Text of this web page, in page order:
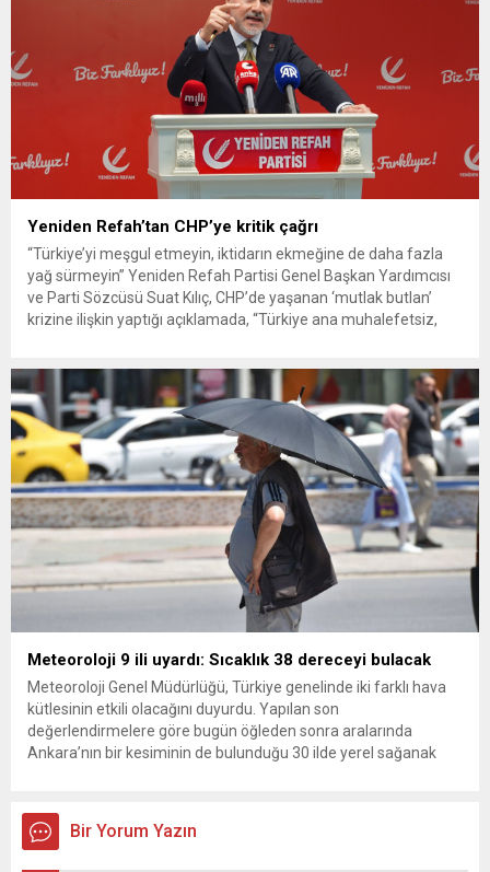
Yeniden Refah’tan CHP’ye kritik çağrı
“Türkiye’yi meşgul etmeyin, iktidarın ekmeğine de daha fazla
yağ sürmeyin” Yeniden Refah Partisi Genel Başkan Yardımcısı
ve Parti Sözcüsü Suat Kılıç, CHP’de yaşanan ‘mutlak butlan’
krizine ilişkin yaptığı açıklamada, “Türkiye ana muhalefetsiz,
olun. Türkiye’yi...
Meteoroloji 9 ili uyardı: Sıcaklık 38 dereceyi bulacak
Meteoroloji Genel Müdürlüğü, Türkiye genelinde iki farklı hava
kütlesinin etkili olacağını duyurdu. Yapılan son
değerlendirmelere göre bugün öğleden sonra aralarında
Ankara’nın bir kesiminin de bulunduğu 30 ilde yerel sağanak
üzerine çıkarak yaz değerlerine ulaşacak. Ayrıca...
Bir Yorum Yazın